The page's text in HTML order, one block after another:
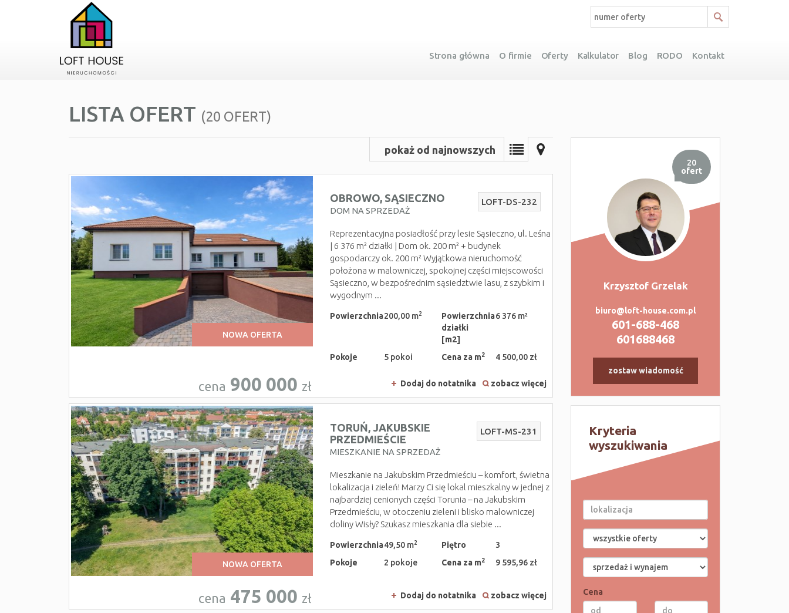
Strona główna O firmie Oferty Kalkulator Blog RODO Kontakt
LISTA OFERT (20 OFERT)
pokaż od najnowszych
NOWA OFERTA
OBROWO, SĄSIECZNO
DOM NA SPRZEDAŻ
LOFT-DS-232
Reprezentacyjna posiadłość przy lesie Sąsieczno, ul. Leśna
| 6 376 m² działki | Dom ok. 200 m² + budynek
gospodarczy ok. 200 m² Wyjątkowa nieruchomość
położona w malowniczej, spokojnej części miejscowości
Sąsieczno, w bezpośrednim sąsiedztwie lasu, z szybkim i
wygodnym ...
Powierzchnia200,00 m2
Powierzchnia
działki
[m2]
6 376 m²
Pokoje 5 pokoi Cena za m2 4 500,00 zł
cena 900 000 zł Dodaj do notatnika zobacz więcej
NOWA OFERTA
TORUŃ, JAKUBSKIE
PRZEDMIEŚCIE
MIESZKANIE NA SPRZEDAŻ
LOFT-MS-231
Mieszkanie na Jakubskim Przedmieściu – komfort, świetna
lokalizacja i zieleń! Marzy Ci się lokal mieszkalny w jednej z
najbardziej cenionych części Torunia – na Jakubskim
Przedmieściu, w otoczeniu zieleni i blisko malowniczej
doliny Wisły? Szukasz mieszkania dla siebie ...
Powierzchnia49,50 m2 Piętro
3
Pokoje
2 pokoje Cena za m2 9 595,96 zł
cena 475 000 zł Dodaj do notatnika zobacz więcej
20
ofert
Krzysztof Grzelak
biuro@loft-house.com.pl
601-688-468
601688468
zostaw wiadomość
Kryteria
wyszukiwania
Cena